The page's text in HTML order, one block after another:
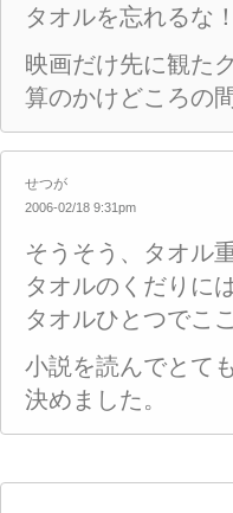
タオルを忘れるな！
映画だけ先に観た
算のかけどころの
せつが
2006-02/18 9:31pm
そうそう、タオル
タオルのくだりに
タオルひとつでこ
小説を読んでとて
決めました。